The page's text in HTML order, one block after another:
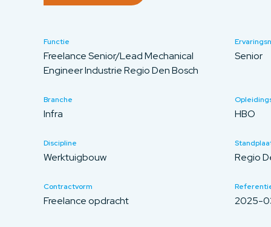
Functie
Freelance Senior/Lead Mechanical
Engineer Industrie Regio Den Bosch
Senior
Branche
Infra HBO
Discipline
Werktuigbouw Regio
Contractvorm
Freelance opdracht 2025-